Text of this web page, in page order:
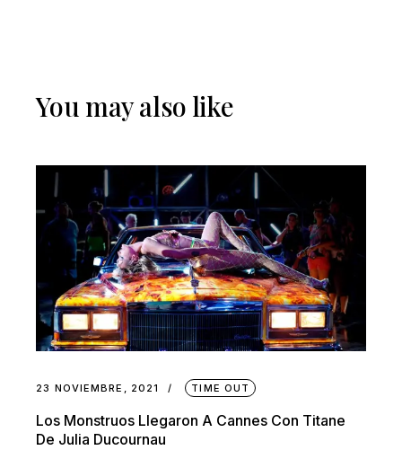
You may also like
23 NOVIEMBRE, 2021 TIME OUT
Los Monstruos Llegaron A Cannes Con Titane
De Julia Ducournau